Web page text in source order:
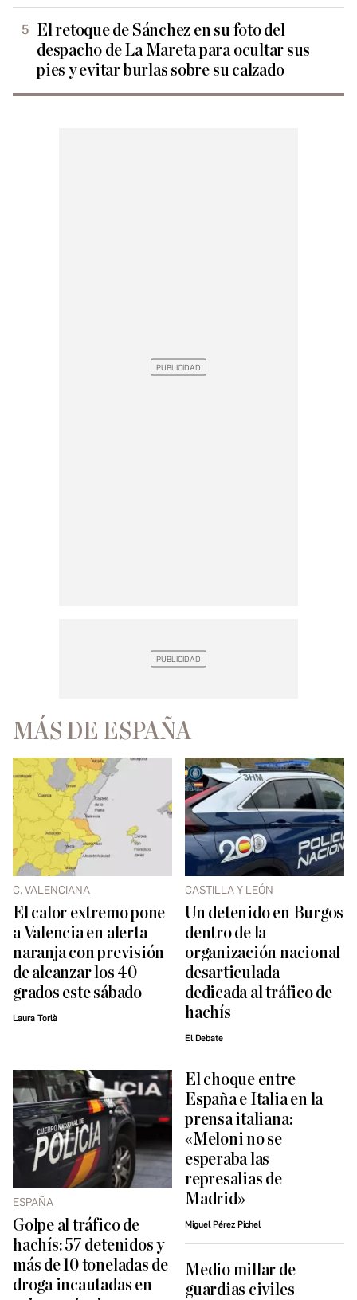
El retoque de Sánchez en su foto del
despacho de La Mareta para ocultar sus
pies y evitar burlas sobre su calzado
MÁS DE ESPAÑA
C. VALENCIANA
El calor extremo pone
a Valencia en alerta
naranja con previsión
de alcanzar los 40
grados este sábado
Laura Torlà
CASTILLA Y LEÓN
​Un detenido en Burgos
dentro de la
organización nacional
desarticulada
dedicada al tráfico de
hachís
El Debate
ESPAÑA
Golpe al tráfico de
hachís: 57 detenidos y
más de 10 toneladas de
droga incautadas en
El choque entre
España e Italia en la
prensa italiana:
«Meloni no se
esperaba las
represalias de
Madrid»
Miguel Pérez Pichel
Medio millar de
guardias civiles